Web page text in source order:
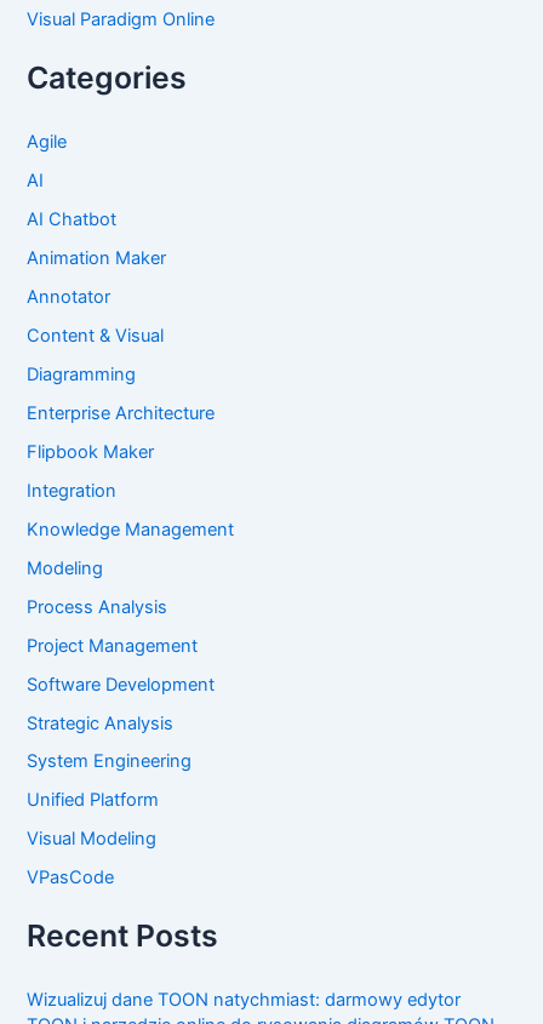
Visual Paradigm Online
Categories
Agile
AI
AI Chatbot
Animation Maker
Annotator
Content & Visual
Diagramming
Enterprise Architecture
Flipbook Maker
Integration
Knowledge Management
Modeling
Process Analysis
Project Management
Software Development
Strategic Analysis
System Engineering
Unified Platform
Visual Modeling
VPasCode
Recent Posts
Wizualizuj dane TOON natychmiast: darmowy edytor